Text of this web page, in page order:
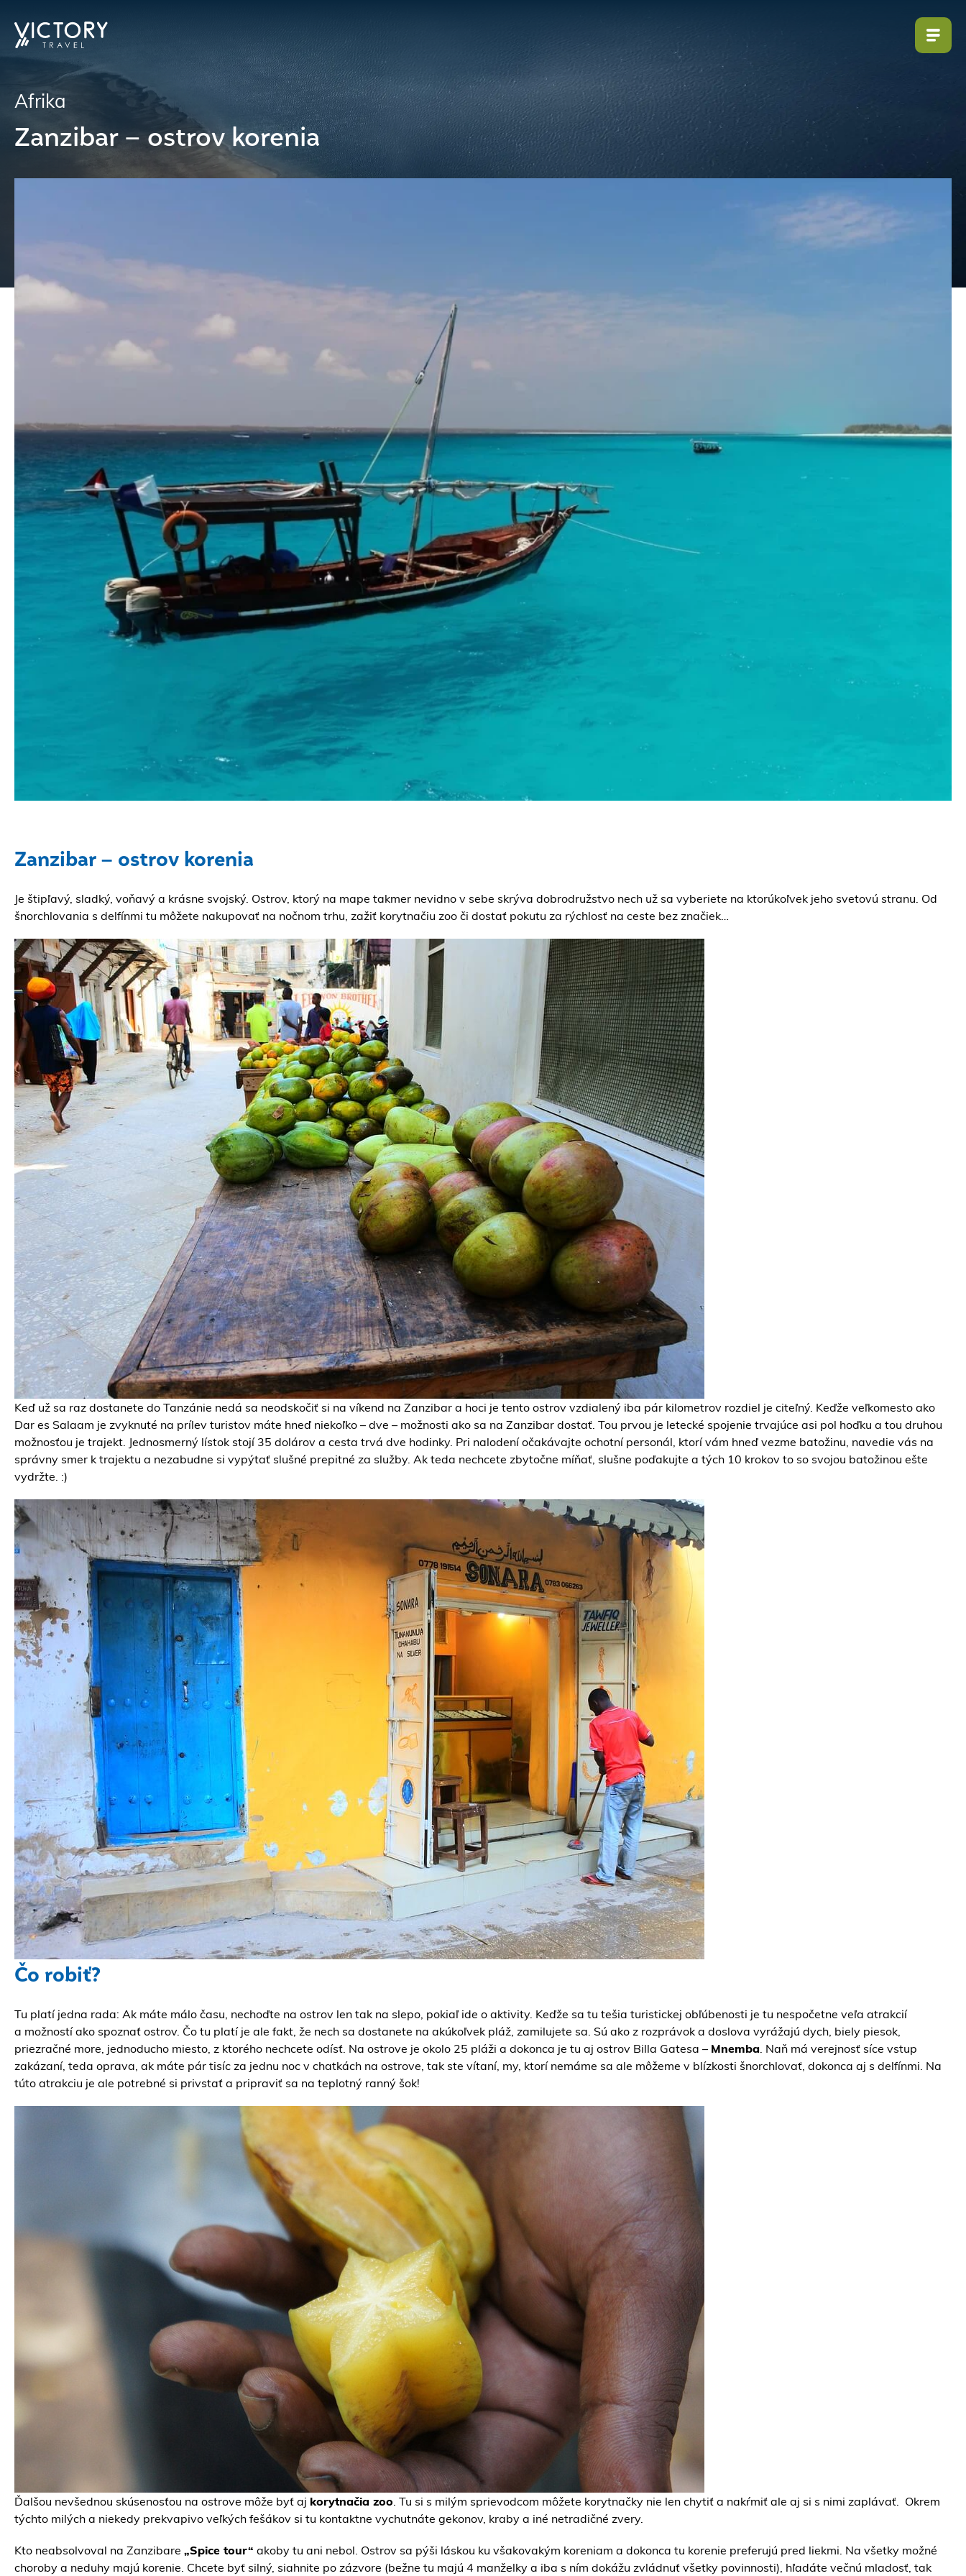
Afrika
Zanzibar – ostrov korenia
Zanzibar – ostrov korenia
Je štipľavý, sladký, voňavý a krásne svojský. Ostrov, ktorý na mape takmer nevidno v sebe skrýva dobrodružstvo nech už sa vyberiete na ktorúkoľvek jeho svetovú stranu. Od
šnorchlovania s delfínmi tu môžete nakupovať na nočnom trhu, zažiť korytnačiu zoo či dostať pokutu za rýchlosť na ceste bez značiek…
Keď už sa raz dostanete do Tanzánie nedá sa neodskočiť si na víkend na Zanzibar a hoci je tento ostrov vzdialený iba pár kilometrov rozdiel je citeľný. Keďže veľkomesto ako
Dar es Salaam je zvyknuté na prílev turistov máte hneď niekoľko – dve – možnosti ako sa na Zanzibar dostať. Tou prvou je letecké spojenie trvajúce asi pol hoďku a tou druhou
možnosťou je trajekt. Jednosmerný lístok stojí 35 dolárov a cesta trvá dve hodinky. Pri nalodení očakávajte ochotní personál, ktorí vám hneď vezme batožinu, navedie vás na
správny smer k trajektu a nezabudne si vypýtať slušné prepitné za služby. Ak teda nechcete zbytočne míňať, slušne poďakujte a tých 10 krokov to so svojou batožinou ešte
vydržte. :)
Čo robiť?
Tu platí jedna rada: Ak máte málo času, nechoďte na ostrov len tak na slepo, pokiaľ ide o aktivity. Keďže sa tu tešia turistickej obľúbenosti je tu nespočetne veľa atrakcií
a možností ako spoznať ostrov. Čo tu platí je ale fakt, že nech sa dostanete na akúkoľvek pláž, zamilujete sa. Sú ako z rozprávok a doslova vyrážajú dych, biely piesok,
priezračné more, jednoducho miesto, z ktorého nechcete odísť. Na ostrove je okolo 25 pláži a dokonca je tu aj ostrov Billa Gatesa – Mnemba. Naň má verejnosť síce vstup
zakázaní, teda oprava, ak máte pár tisíc za jednu noc v chatkách na ostrove, tak ste vítaní, my, ktorí nemáme sa ale môžeme v blízkosti šnorchlovať, dokonca aj s delfínmi. Na
túto atrakciu je ale potrebné si privstať a pripraviť sa na teplotný ranný šok!
Ďalšou nevšednou skúsenosťou na ostrove môže byť aj korytnačia zoo. Tu si s milým sprievodcom môžete korytnačky nie len chytiť a nakŕmiť ale aj si s nimi zaplávať. Okrem
týchto milých a niekedy prekvapivo veľkých fešákov si tu kontaktne vychutnáte gekonov, kraby a iné netradičné zvery.
Kto neabsolvoval na Zanzibare „Spice tour“ akoby tu ani nebol. Ostrov sa pýši láskou ku všakovakým koreniam a dokonca tu korenie preferujú pred liekmi. Na všetky možné
choroby a neduhy majú korenie. Chcete byť silný, siahnite po zázvore (bežne tu majú 4 manželky a iba s ním dokážu zvládnuť všetky povinnosti), hľadáte večnú mladosť, tak